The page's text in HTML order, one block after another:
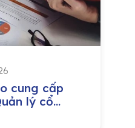
cung cấp
lý cổ